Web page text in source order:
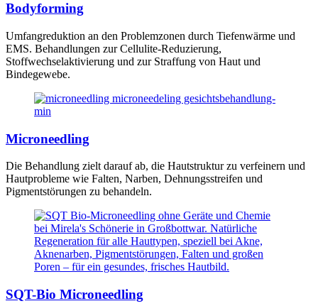
Bodyforming
Umfangreduktion an den Problemzonen durch Tiefenwärme und
EMS. Behandlungen zur Cellulite-Reduzierung,
Stoffwechselaktivierung und zur Straffung von Haut und
Bindegewebe.
Microneedling
Die Behandlung zielt darauf ab, die Hautstruktur zu verfeinern und
Hautprobleme wie Falten, Narben, Dehnungsstreifen und
Pigmentstörungen zu behandeln.
SQT-Bio Microneedling